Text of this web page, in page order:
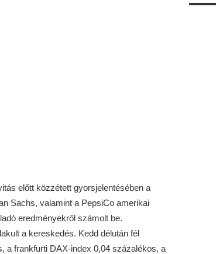
előtt közzétett gyorsjelentésében a
Sachs, valamint a PepsiCo amerikai
eredményekről számolt be.
a kereskedés. Kedd délután fél
a frankfurti DAX-index 0,04 százalékos, a